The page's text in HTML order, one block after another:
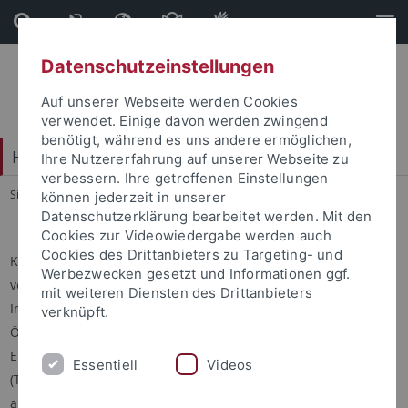
Direkt
zum
Inhalt
Direkt
zur
Fußleiste
Hochschulsport
Sie sind hier: Startseite ... Sportprogramm
Kajakexkursion Soca (Slo)
verantwortlich: Ingrid Arzberger
In den Julischen Alpen - direkt am Dreiländereck Slowenien,
Österreich, Italien - befindet sich der schönste Wildwasserfluss
Europas: die Soča. Smaragdgrünes Wasser
(Trinkwasserqualität), runde weiße Felsen und eine
artenreiche, idyllische Natur prägen das Soca-Tal. Im Rahmen
Datenschutzeinstellungen
Auf unserer Webseite werden Cookies
verwendet. Einige davon werden zwingend
benötigt, während es uns andere ermöglichen,
Ihre Nutzererfahrung auf unserer Webseite zu
verbessern. Ihre getroffenen Einstellungen
können jederzeit in unserer
Datenschutzerklärung bearbeitet werden. Mit den
Cookies zur Videowiedergabe werden auch
Cookies des Drittanbieters zu Targeting- und
Werbezwecken gesetzt und Informationen ggf.
mit weiteren Diensten des Drittanbieters
verknüpft.
Essentiell Videos